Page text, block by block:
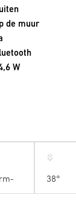
de muur
W
38°